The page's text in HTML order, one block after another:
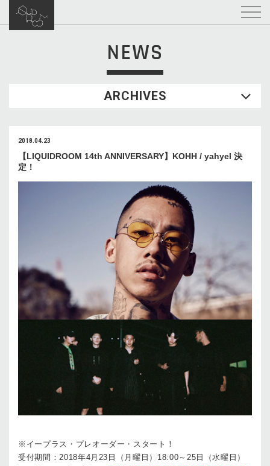
NEWS
ARCHIVES
2018.04.23
【LIQUIDROOM 14th ANNIVERSARY】KOHH / yahyel 決
定！
※イープラス・プレオーダー・スタート！
受付期間：2018年4月23日（月曜日）18:00～25日（水曜日）